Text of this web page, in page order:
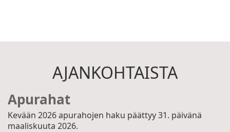
AJANKOHTAISTA
Apurahat
Kevään 2026 apurahojen haku päättyy 31. päivänä
maaliskuuta 2026.